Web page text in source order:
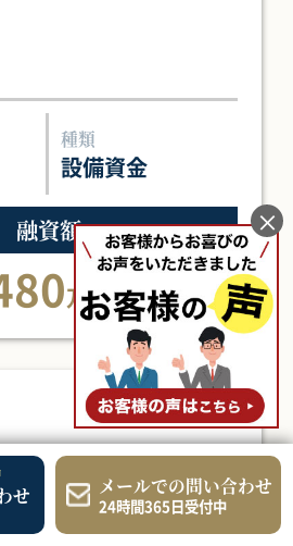
種類
設備資金
融資額
万円
種類
せ メールでの問い合わせ
24時間365日受付中
×